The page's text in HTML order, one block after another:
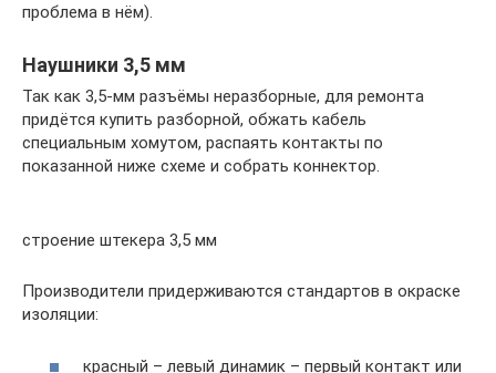
проблема в нём).
Наушники 3,5 мм
Так как 3,5-мм разъёмы неразборные, для ремонта
придётся купить разборной, обжать кабель
специальным хомутом, распаять контакты по
показанной ниже схеме и собрать коннектор.
строение штекера 3,5 мм
Производители придерживаются стандартов в окраске
изоляции:
красный – левый динамик – первый контакт или